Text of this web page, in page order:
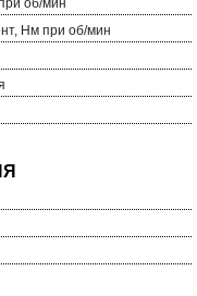
об/мин
Нм при об/мин